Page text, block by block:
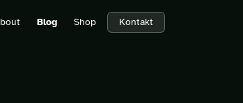
Blog Shop Kontakt